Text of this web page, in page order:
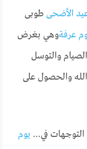
الأضحى طوبى
عرفةوهي بغرض
والتوسل
الله والحصول على
التوجهات في… يوم